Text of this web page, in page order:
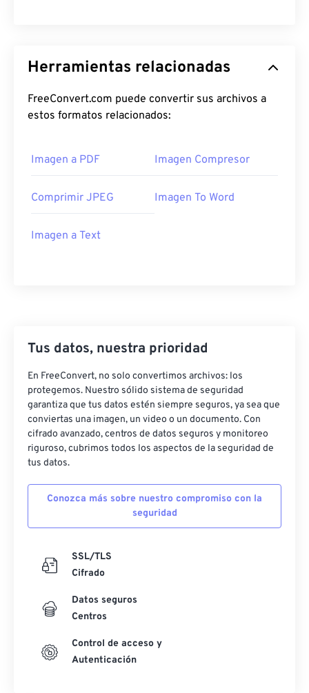
Herramientas relacionadas
FreeConvert.com puede convertir sus archivos a
estos formatos relacionados:
Imagen a PDF Imagen Compresor
Comprimir JPEG Imagen To Word
Imagen a Text
Tus datos, nuestra prioridad
En FreeConvert, no solo convertimos archivos: los
protegemos. Nuestro sólido sistema de seguridad
garantiza que tus datos estén siempre seguros, ya sea que
conviertas una imagen, un video o un documento. Con
cifrado avanzado, centros de datos seguros y monitoreo
riguroso, cubrimos todos los aspectos de la seguridad de
tus datos.
Conozca más sobre nuestro compromiso con la
seguridad
SSL/TLS
Cifrado
Datos seguros
Centros
Control de acceso y
Autenticación